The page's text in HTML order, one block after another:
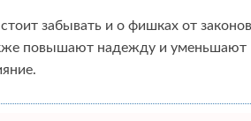
забывать и о фишках от
повышают надежду и уменьшают